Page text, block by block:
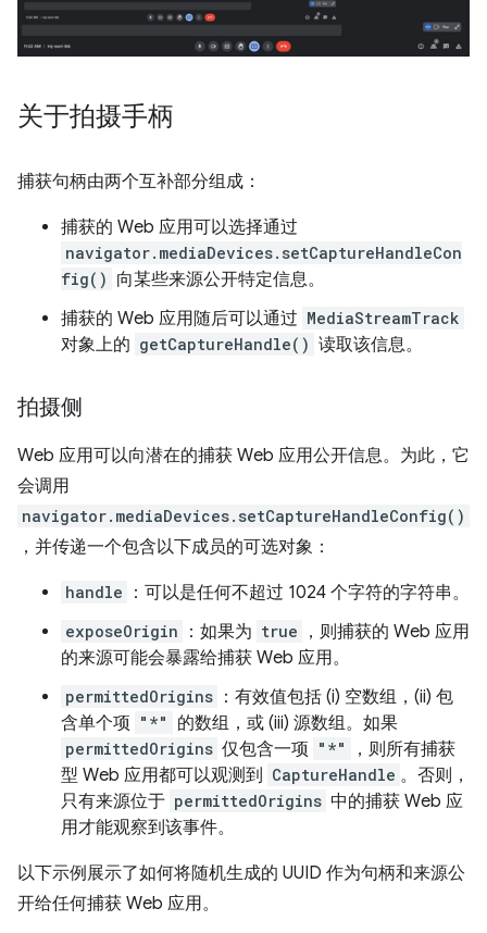
关于拍摄手柄
捕获句柄由两个互补部分组成：
捕获的 Web 应用可以选择通过
navigator.mediaDevices.setCaptureHandleCon
fig() 向某些来源公开特定信息。
捕获的 Web 应用随后可以通过 MediaStreamTrack
对象上的 getCaptureHandle() 读取该信息。
拍摄侧
Web 应用可以向潜在的捕获 Web 应用公开信息。为此，它
会调用
navigator.mediaDevices.setCaptureHandleConfig()
，并传递一个包含以下成员的可选对象：
handle ：可以是任何不超过 1024 个字符的字符串。
exposeOrigin ：如果为 true
，则捕获的 Web 应用
的来源可能会暴露给捕获 Web 应用。
permittedOrigins ：有效值包括 (i) 空数组，(ii) 包
含单个项 "*" 的数组，或 (iii) 源数组。如果
permittedOrigins 仅包含一项 "*"
，则所有捕获
型 Web 应用都可以观测到 CaptureHandle 。否则，
只有来源位于 permittedOrigins 中的捕获 Web 应
用才能观察到该事件。
以下示例展示了如何将随机生成的 UUID 作为句柄和来源公
开给任何捕获 Web 应用。